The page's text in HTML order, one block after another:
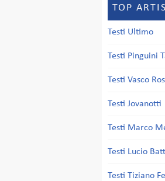
TOP
Testi Ultimo
Testi Pinguini
Testi Vasco
Testi Jovanotti
Testi Marco
Testi Lucio
Testi Tiziano